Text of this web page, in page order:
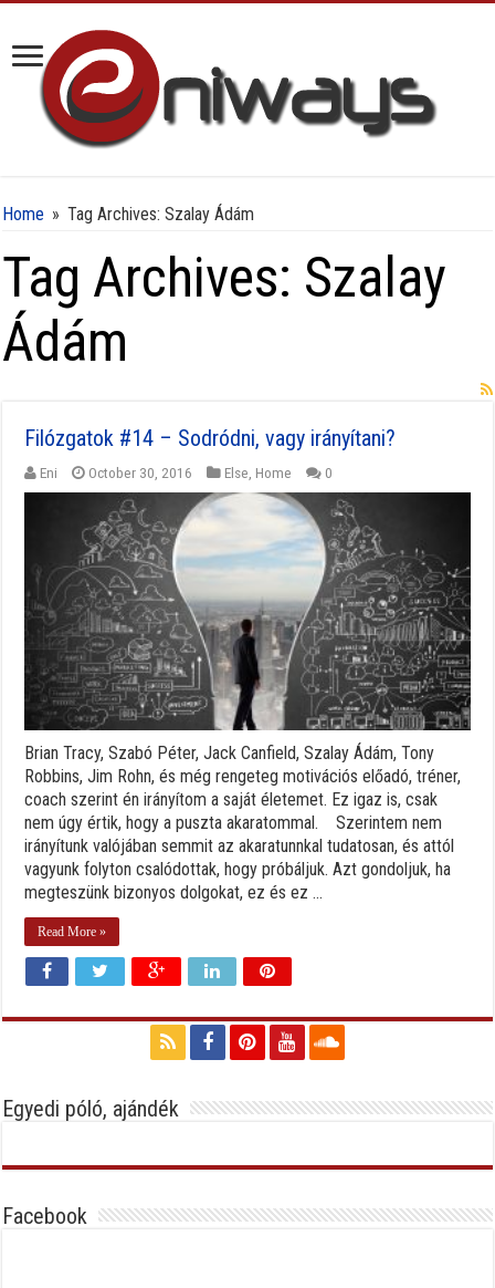
Home » Tag Archives: Szalay Ádám
Tag Archives: Szalay
Ádám
Filózgatok #14 – Sodródni, vagy irányítani?
Eni October 30, 2016 Else Home 0
Brian Tracy, Szabó Péter, Jack Canfield, Szalay Ádám, Tony
Robbins, Jim Rohn, és még rengeteg motivációs előadó, tréner,
coach szerint én irányítom a saját életemet. Ez igaz is, csak
nem úgy értik, hogy a puszta akaratommal. Szerintem nem
irányítunk valójában semmit az akaratunnkal tudatosan, és attól
vagyunk folyton csalódottak, hogy próbáljuk. Azt gondoljuk, ha
megteszünk bizonyos dolgokat, ez és ez ...
Read More »
Egyedi póló, ajándék
Facebook